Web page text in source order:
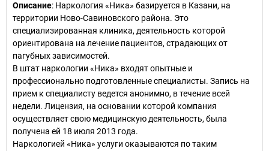
Описание: Наркология «Ника» базируется в Казани, на
территории Ново-Савиновского района. Это
специализированная клиника, деятельность которой
ориентирована на лечение пациентов, страдающих от
пагубных зависимостей.
В штат наркологии «Ника» входят опытные и
профессионально подготовленные специалисты. Запись на
прием к специалисту ведется анонимно, в течение всей
недели. Лицензия, на основании которой компания
осуществляет свою медицинскую деятельность, была
получена ей 18 июля 2013 года.
Наркологией «Ника» услуги оказываются по таким